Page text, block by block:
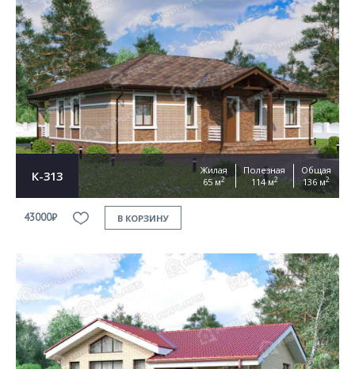
К-313
Жилая
65 м2
Полезная
114 м2
Общая
136 м2
43000₽ В КОРЗИНУ
Прикрепить файл
Согласен на обработку персональных данных
This site is protected by reCAPTCHA and the GooglePrivacy Policy andTerms of Service
ОТПРАВИТЬ